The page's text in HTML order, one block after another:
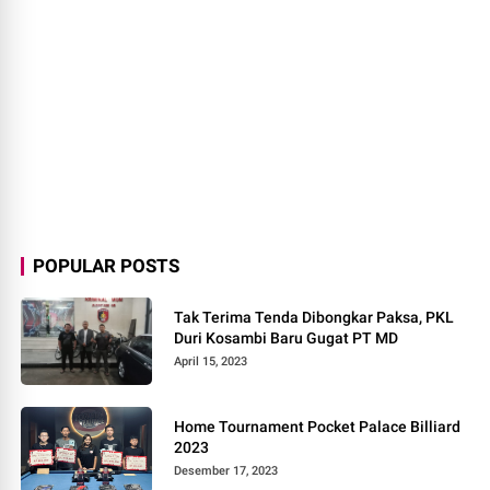
POPULAR POSTS
Tak Terima Tenda Dibongkar Paksa, PKL
Duri Kosambi Baru Gugat PT MD
April 15, 2023
Home Tournament Pocket Palace Billiard
2023
Desember 17, 2023